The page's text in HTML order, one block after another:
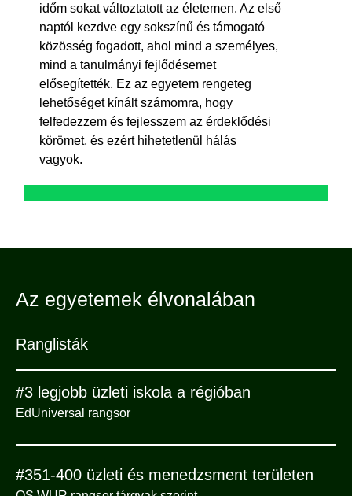
időm sokat változtatott az életemen. Az első
naptól kezdve egy sokszínű és támogató
közösség fogadott, ahol mind a személyes,
mind a tanulmányi fejlődésemet
elősegítették. Ez az egyetem rengeteg
lehetőséget kínált számomra, hogy
felfedezzem és fejlesszem az érdeklődési
körömet, és ezért hihetetlenül hálás
vagyok.
Az egyetemek élvonalában
Ranglisták
#3 legjobb üzleti iskola a régióban
EdUniversal rangsor
#351-400 üzleti és menedzsment területen